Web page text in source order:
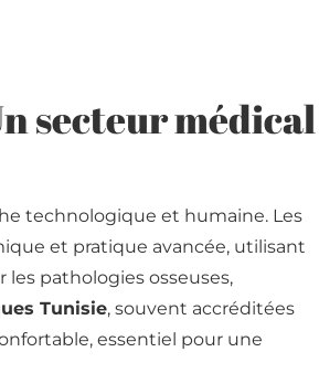
secteur médical
technologique et humaine. Les
et pratique avancée, utilisant
pathologies osseuses,
Tunisie, souvent accréditées
essentiel pour une